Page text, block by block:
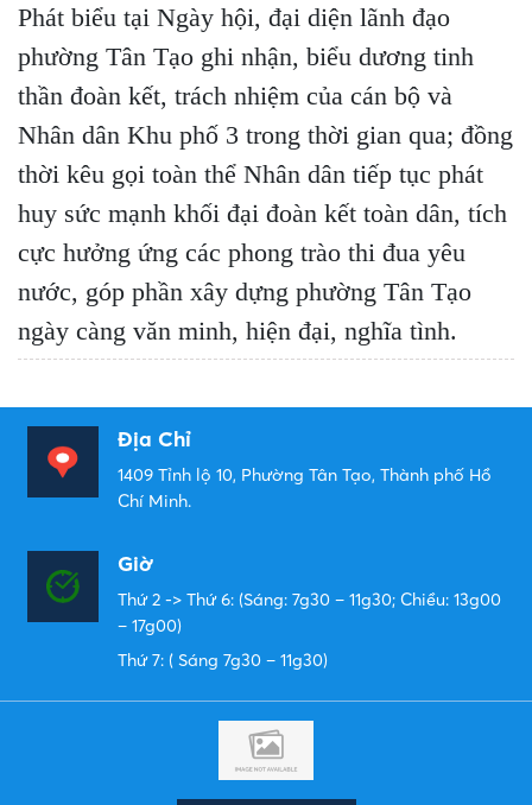
Phát biểu tại Ngày hội, đại diện lãnh đạo
phường Tân Tạo ghi nhận, biểu dương tinh
thần đoàn kết, trách nhiệm của cán bộ và
Nhân dân Khu phố 3 trong thời gian qua; đồng
thời kêu gọi toàn thể Nhân dân tiếp tục phát
huy sức mạnh khối đại đoàn kết toàn dân, tích
cực hưởng ứng các phong trào thi đua yêu
nước, góp phần xây dựng phường Tân Tạo
ngày càng văn minh, hiện đại, nghĩa tình.
Địa Chỉ
1409 Tỉnh lộ 10, Phường Tân Tạo, Thành phố Hồ
Chí Minh.
Giờ
Thứ 2 -> Thứ 6: (Sáng: 7g30 – 11g30; Chiều: 13g00
– 17g00)
Thứ 7: ( Sáng 7g30 – 11g30)